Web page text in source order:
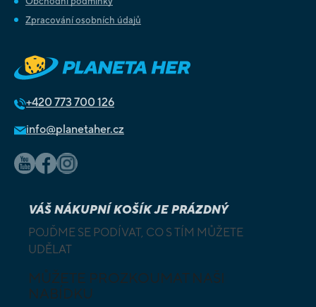
Zpracování osobních údajů
+420 773 700 126
info@planetaher.cz
VÁŠ NÁKUPNÍ KOŠÍK JE PRÁZDNÝ
POJĎME SE PODÍVAT, CO S TÍM MŮŽETE
UDĚLAT
MŮŽETE PROZKOUMAT NAŠI
NABÍDKU